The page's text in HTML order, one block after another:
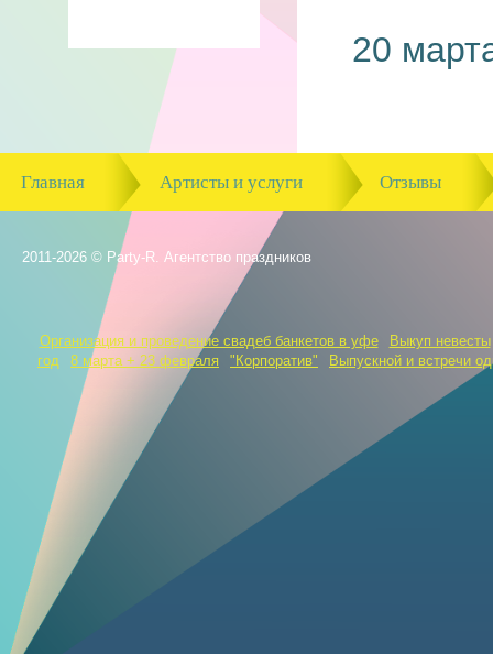
20
Главная Артисты и услуги Отзывы
2011-2026 © Party-R. Агентство праздников
Организация и проведение свадеб банкетов в уфе
Выкуп невесты
год
8 марта + 23 февраля "Корпоратив" Выпускной и встречи